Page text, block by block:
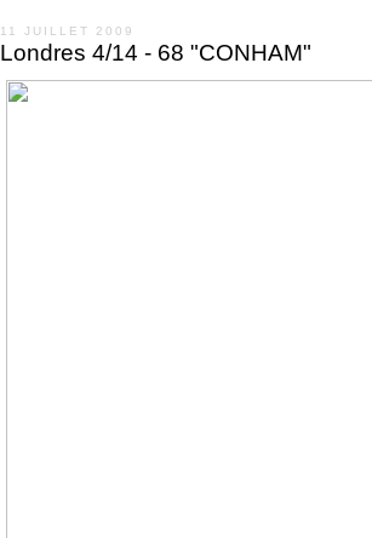
11 JUILLET 2009
Londres 4/14 - 68 "CONHAM"